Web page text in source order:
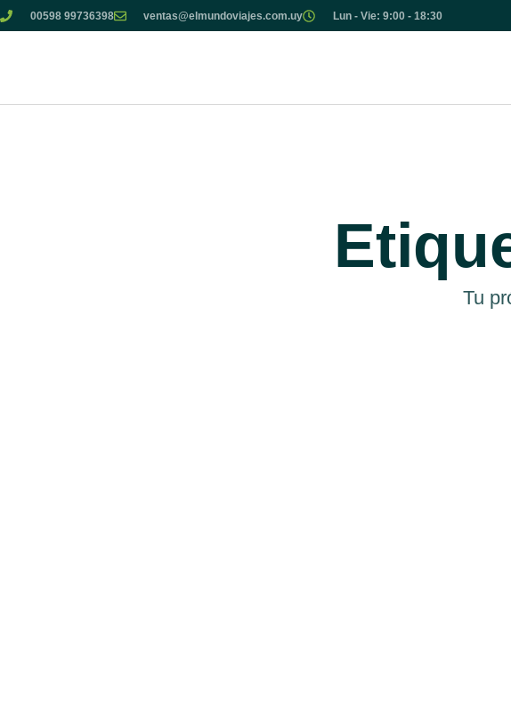
00598 99736398 ventas@elmundoviajes.com.uy Lun - Vie: 9:00 - 18:30
Tu